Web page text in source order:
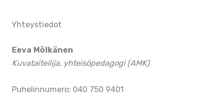
Yhteystiedot
Eeva Mölkänen
Kuvataiteilija, yhteisöpedagogi (AMK)
Puhelinnumero: 040 750 9401